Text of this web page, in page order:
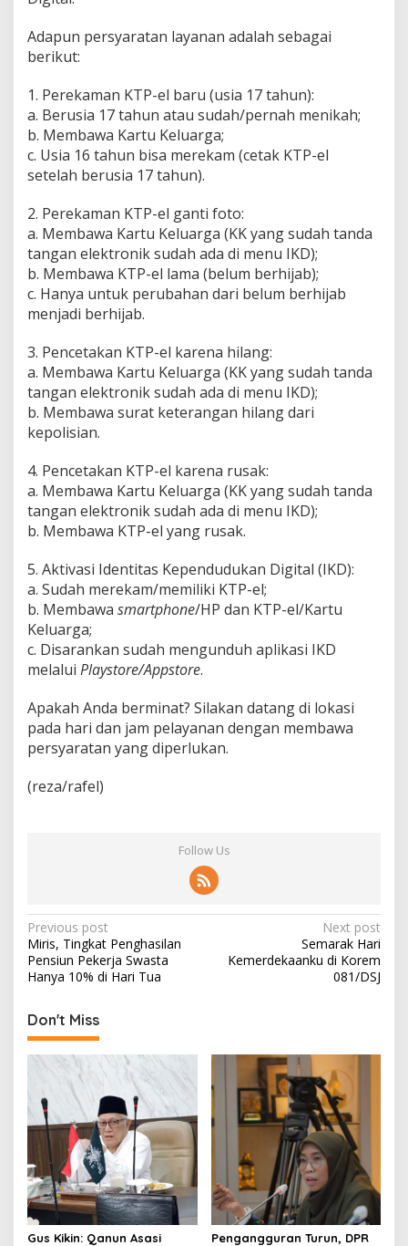
Adapun persyaratan layanan adalah sebagai
berikut:
1. Perekaman KTP-el baru (usia 17 tahun):
a. Berusia 17 tahun atau sudah/pernah menikah;
b. Membawa Kartu Keluarga;
c. Usia 16 tahun bisa merekam (cetak KTP-el
setelah berusia 17 tahun).
2. Perekaman KTP-el ganti foto:
a. Membawa Kartu Keluarga (KK yang sudah tanda
tangan elektronik sudah ada di menu IKD);
b. Membawa KTP-el lama (belum berhijab);
c. Hanya untuk perubahan dari belum berhijab
menjadi berhijab.
3. Pencetakan KTP-el karena hilang:
a. Membawa Kartu Keluarga (KK yang sudah tanda
tangan elektronik sudah ada di menu IKD);
b. Membawa surat keterangan hilang dari
kepolisian.
4. Pencetakan KTP-el karena rusak:
a. Membawa Kartu Keluarga (KK yang sudah tanda
tangan elektronik sudah ada di menu IKD);
b. Membawa KTP-el yang rusak.
5. Aktivasi Identitas Kependudukan Digital (IKD):
a. Sudah merekam/memiliki KTP-el;
b. Membawa smartphone/HP dan KTP-el/Kartu
Keluarga;
c. Disarankan sudah mengunduh aplikasi IKD
melalui Playstore/Appstore.
Apakah Anda berminat? Silakan datang di lokasi
pada hari dan jam pelayanan dengan membawa
persyaratan yang diperlukan.
(reza/rafel)
Follow Us
P
o
s
t
n
a
i
g
a
t
i
o
Previous post
Miris, Tingkat Penghasilan
Pensiun Pekerja Swasta
Hanya 10% di Hari Tua
Next post
Semarak Hari
Kemerdekaanku di Korem
081/DSJ
Don't Miss
Gus Kikin: Qanun Asasi Pengangguran Turun, DPR